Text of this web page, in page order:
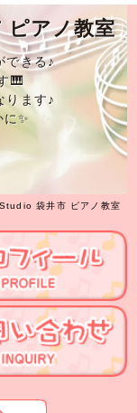
アノ教室
できる♪
🎹
ります♪
に✨
袋井市 ピアノ教室